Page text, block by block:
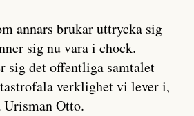
annars brukar uttrycka sig
sig nu vara i chock.
sig det offentliga samtalet
verklighet vi lever i,
Otto.